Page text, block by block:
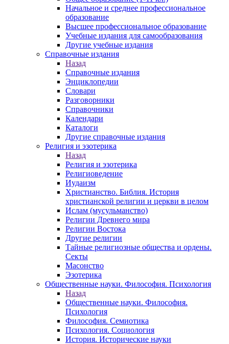
Начальное и среднее профессиональное
образование
Высшее профессиональное образование
Учебные издания для самообразования
Другие учебные издания
Справочные издания
Назад
Справочные издания
Энциклопедии
Словари
Разговорники
Справочники
Календари
Каталоги
Другие справочные издания
Религия и эзотерика
Назад
Религия и эзотерика
Религиоведение
Иудаизм
Христианство. Библия. История
христианской религии и церкви в целом
Ислам (мусульманство)
Религии Древнего мира
Религии Востока
Другие религии
Тайные религиозные общества и ордены.
Секты
Масонство
Эзотерика
Общественные науки. Философия. Психология
Назад
Общественные науки. Философия.
Психология
Философия. Семиотика
Психология. Социология
История. Исторические науки